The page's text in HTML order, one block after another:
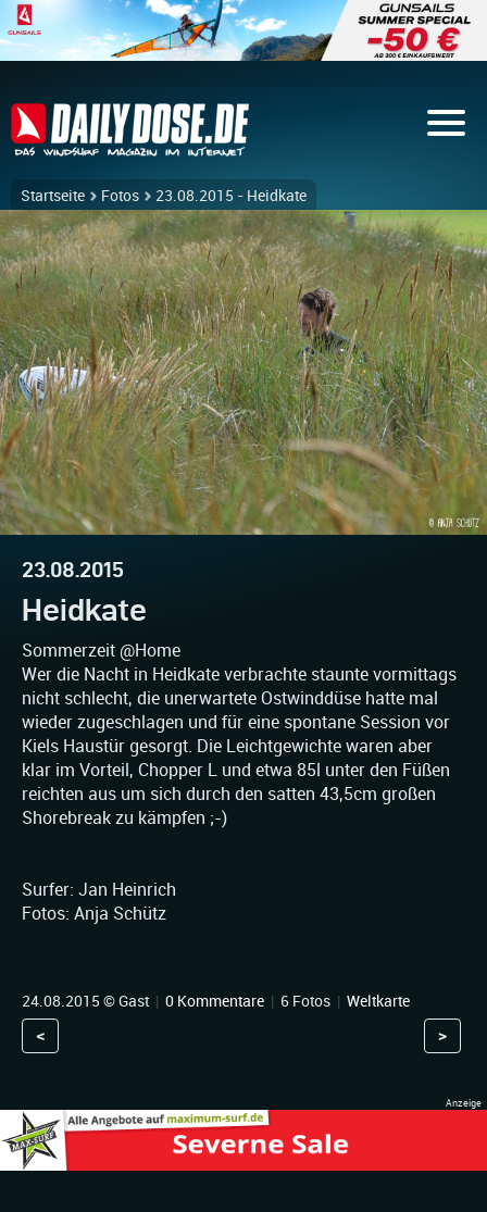
Startseite Fotos 23.08.2015 - Heidkate
23.08.2015
Heidkate
Sommerzeit @Home
Wer die Nacht in Heidkate verbrachte staunte vormittags
nicht schlecht, die unerwartete Ostwinddüse hatte mal
wieder zugeschlagen und für eine spontane Session vor
Kiels Haustür gesorgt. Die Leichtgewichte waren aber
klar im Vorteil, Chopper L und etwa 85l unter den Füßen
reichten aus um sich durch den satten 43,5cm großen
Shorebreak zu kämpfen ;-)
Surfer: Jan Heinrich
Fotos: Anja Schütz
24.08.2015 © Gast | 0 Kommentare | 6 Fotos | Weltkarte
< >